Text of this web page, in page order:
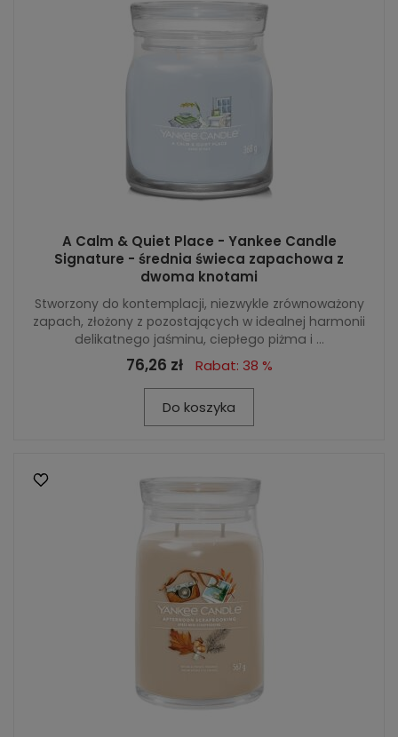
A Calm & Quiet Place - Yankee Candle
Signature - średnia świeca zapachowa z
dwoma knotami
Stworzony do kontemplacji, niezwykle zrównoważony
zapach, złożony z pozostających w idealnej harmonii
delikatnego jaśminu, ciepłego piżma i ...
76,26 zł Rabat: 38 %
Do koszyka